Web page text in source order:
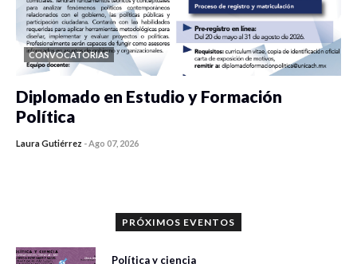
CONVOCATORIAS
Diplomado en Estudio y Formación
Política
Laura Gutiérrez -Ago 07, 2026
PRÓXIMOS EVENTOS
Política y ciencia